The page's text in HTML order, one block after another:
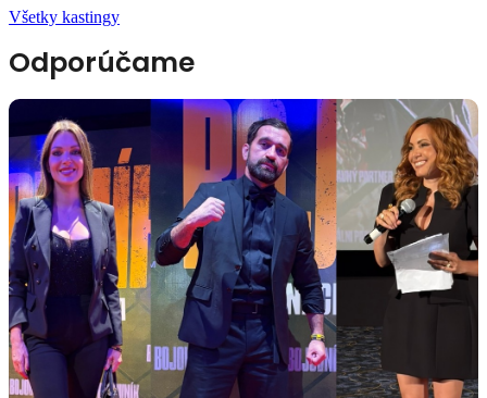
Všetky kastingy
Odporúčame